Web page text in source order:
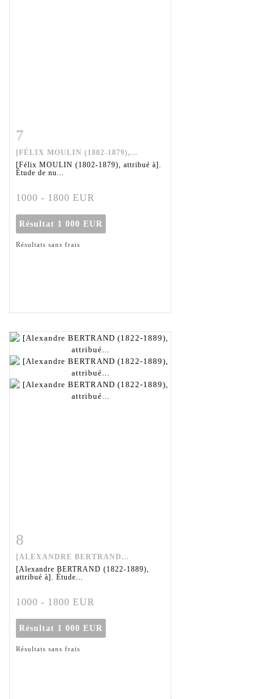
7
[FÉLIX MOULIN (1802-1879),...
[Félix MOULIN (1802-1879), attribué à].
Étude de nu...
1000 - 1800 EUR
Résultat 1 000 EUR
Résultats sans frais
8
[ALEXANDRE BERTRAND...
[Alexandre BERTRAND (1822-1889),
attribué à]. Étude...
1000 - 1800 EUR
Résultat 1 000 EUR
Résultats sans frais